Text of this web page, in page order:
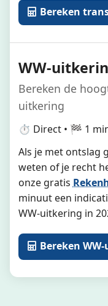
Bereken
WW-
Bereken de
uitkering
⏱️ Direct • 🏁 1
Als je met ontslag
weten of je recht
onze gratis
minuut een
WW-uitkering in
Bereken